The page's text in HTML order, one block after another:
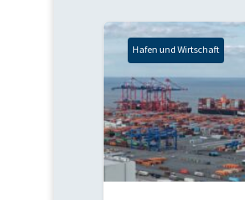
Hafen und Wirtschaft